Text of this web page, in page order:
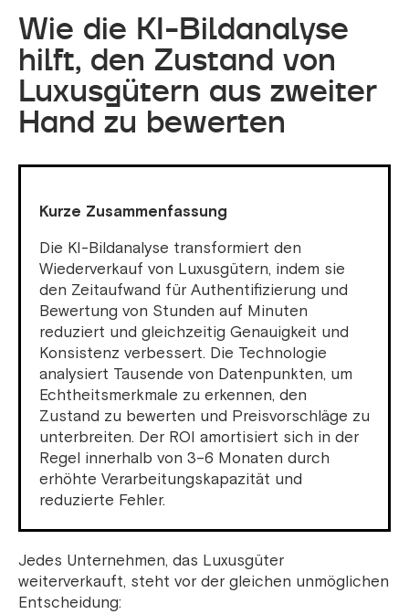
Wie die KI-Bildanalyse
hilft, den Zustand von
Luxusgütern aus zweiter
Hand zu bewerten
Kurze Zusammenfassung
Die KI-Bildanalyse transformiert den
Wiederverkauf von Luxusgütern, indem sie
den Zeitaufwand für Authentifizierung und
Bewertung von Stunden auf Minuten
reduziert und gleichzeitig Genauigkeit und
Konsistenz verbessert. Die Technologie
analysiert Tausende von Datenpunkten, um
Echtheitsmerkmale zu erkennen, den
Zustand zu bewerten und Preisvorschläge zu
unterbreiten. Der ROI amortisiert sich in der
Regel innerhalb von 3–6 Monaten durch
erhöhte Verarbeitungskapazität und
reduzierte Fehler.
Jedes Unternehmen, das Luxusgüter
weiterverkauft, steht vor der gleichen unmöglichen
Entscheidung: